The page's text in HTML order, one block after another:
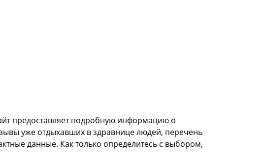
предоставляет подробную информацию о
уже отдыхавших в здравнице людей, перечень
данные. Как только определитесь с выбором,